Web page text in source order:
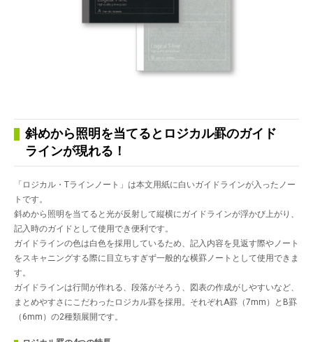
斜めから照明を当てるとロジカル罫のガイド
ラインが現れる！
「ロジカル・Tラインノート」は本文用紙に白いガイドラインが入ったノー
トです。
斜めから照明を当てると光が反射して縦横にガイドラインが浮かび上がり、
記入時のガイドとして使用でき便利です。
ガイドラインの色は白色を採用しているため、記入内容を見返す際やノート
をスキャニングする際に目立ちすぎず一般的な横罫ノートとして使用できま
す。
ガイドラインは行間が作れる、段落がそろう、図表の作成がしやすいなど、
まとめやすさにこだわったロジカル罫を採用。それぞれA罫（7mm）とB罫
（6mm）の2種類展開です。